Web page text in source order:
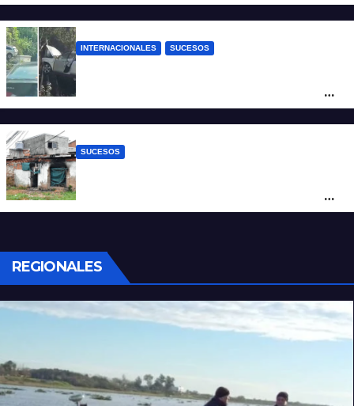
de 700 gramos de cocaína
INTERNACIONALES SUCESOS
control y el auto terminó incrustado en un
árbol
SUCESOS
determinó cómo se originó el fuego que
le costó la vida a un niño de 4 años
REGIONALES